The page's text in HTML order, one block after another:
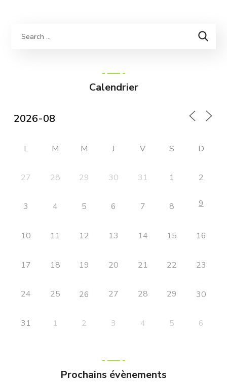
Calendrier
L M M J V S D
27 28 29 30 31 1 2
3 4 5 6 7 8 9
10 11 12 13 14 15 16
17 18 19 20 21 22 23
24 25 26 27 28 29 30
31 1 2 3 4 5 6
Prochains évènements